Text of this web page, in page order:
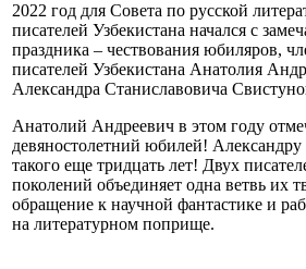
2022 год для Совета по русской
писателей Узбекистана начался с
праздника – чествования юбиляров,
писателей Узбекистана Анатолия
Александра Станиславовича
Анатолий Андреевич в этом году
девяностолетний юбилей!
такого еще тридцать лет! Двух
поколений объединяет одна ветвь их
обращение к научной фантастике и
на литературном поприще.